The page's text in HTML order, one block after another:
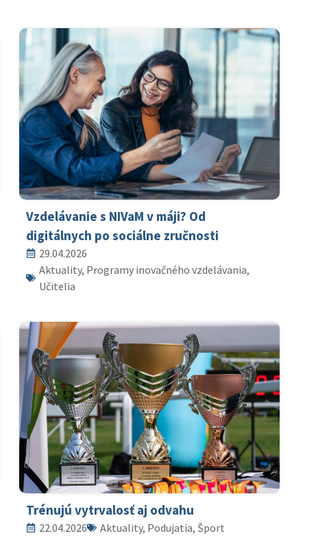
Vzdelávanie s NIVaM v máji? Od
digitálnych po sociálne zručnosti
29.04.2026
Aktuality, Programy inovačného vzdelávania,
Učitelia
Trénujú vytrvalosť aj odvahu
22.04.2026 Aktuality, Podujatia, Šport